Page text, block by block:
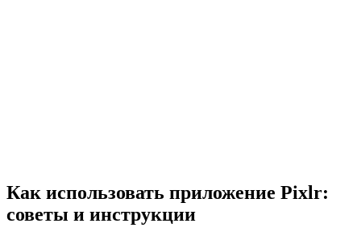
Как использовать приложение Pixlr:
советы и инструкции